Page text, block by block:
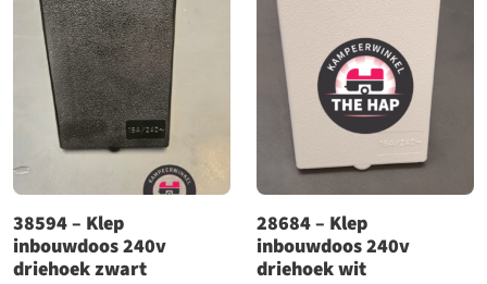
38594 – Klep
inbouwdoos 240v
driehoek zwart
28684 – Klep
inbouwdoos 240v
driehoek wit